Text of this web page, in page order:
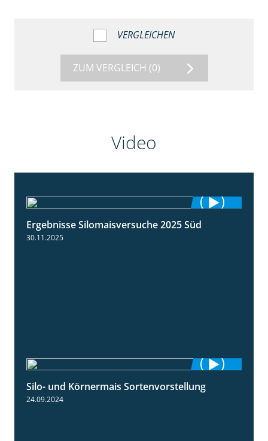
VERGLEICHEN
ZUM VERGLEICH (0)
Video
Ergebnisse Silomaisversuche 2025 Süd
30.11.2025
4:26
Silo- und Körnermais Sortenvorstellung
24.09.2024